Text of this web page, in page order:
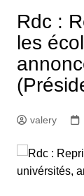
Rdc :
les
valery